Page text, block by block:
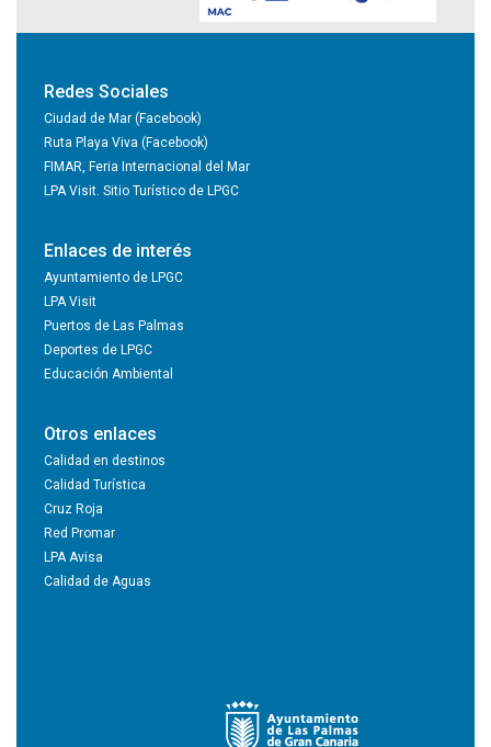
Redes Sociales
Ciudad de Mar (Facebook)
Ruta Playa Viva (Facebook)
FIMAR, Feria Internacional del Mar
LPA Visit. Sitio Turístico de LPGC
Enlaces de interés
Ayuntamiento de LPGC
LPA Visit
Puertos de Las Palmas
Deportes de LPGC
Educación Ambiental
Otros enlaces
Calidad en destinos
Calidad Turística
Cruz Roja
Red Promar
LPA Avisa
Calidad de Aguas